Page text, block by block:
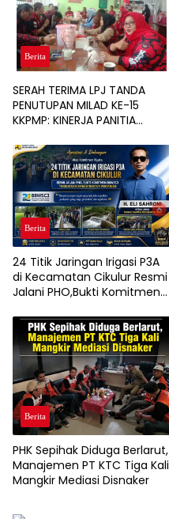
Berita
SERAH TERIMA LPJ TANDA
PENUTUPAN MILAD KE-15
KKPMP: KINERJA PANITIA
BERSIH DARI MASALAH
KEUANGAN
Berita
24 Titik Jaringan Irigasi P3A
di Kecamatan Cikulur Resmi
Jalani PHO,Bukti Komitmen
Infrastruktur Pertanian
Berita
PHK Sepihak Diduga Berlarut,
Manajemen PT KTC Tiga Kali
Mangkir Mediasi Disnaker